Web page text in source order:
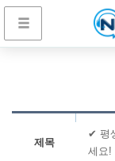
제목
✔ 평
세요!